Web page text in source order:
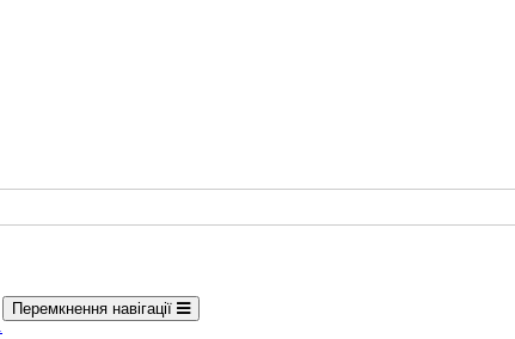
Перемкнення навігації